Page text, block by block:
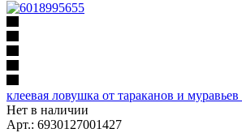
клеевая ловушка от тараканов и
Нет в наличии
Арт.: 6930127001427